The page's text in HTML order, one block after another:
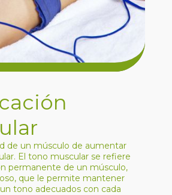
de un músculo de aumentar
El tono muscular se refiere
permanente de un músculo,
que le permite mantener
tono adecuados con cada